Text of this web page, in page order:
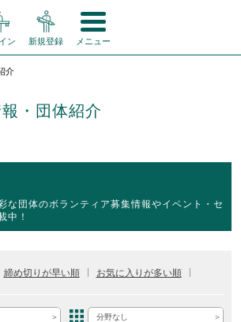
ン 新規登録 メニュー
介
・団体紹介
な団体のボランティア募集情報やイベント・セ
中！
締め切りが早い順 お気に入りが多い順
分野なし